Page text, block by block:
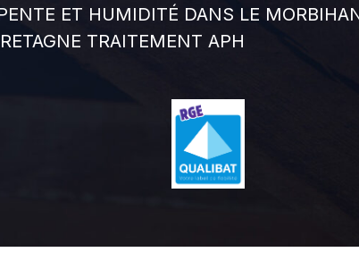
ET HUMIDITÉ DANS LE
TRAITEMENT APH